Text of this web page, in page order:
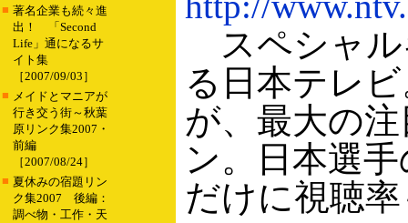
■ 著名企業も続々進
出！ 「Second
Life」通になるサ
イト集
［2007/09/03］
■ メイドとマニアが
行き交う街～秋葉
原リンク集2007・
前編
［2007/08/24］
■ 夏休みの宿題リン
ク集2007 後編：
調べ物・工作・天
スペシャル
る日本テレ
が、最大の
ン。日本選
だけに視聴